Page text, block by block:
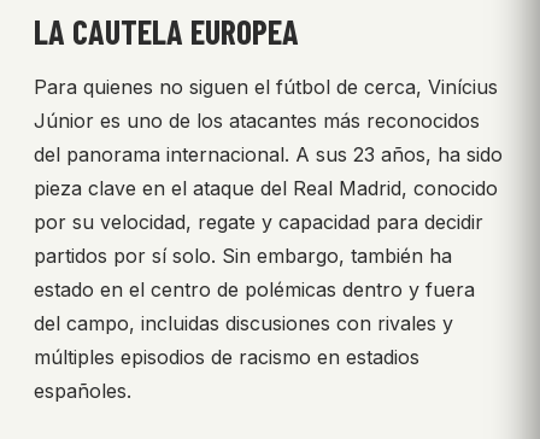
LA CAUTELA EUROPEA
Para quienes no siguen el fútbol de cerca, Vinícius
Júnior es uno de los atacantes más reconocidos
del panorama internacional. A sus 23 años, ha sido
pieza clave en el ataque del Real Madrid, conocido
por su velocidad, regate y capacidad para decidir
partidos por sí solo. Sin embargo, también ha
estado en el centro de polémicas dentro y fuera
del campo, incluidas discusiones con rivales y
múltiples episodios de racismo en estadios
españoles.